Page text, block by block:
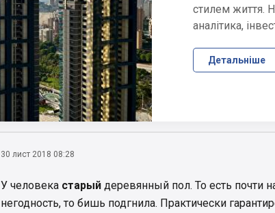
30 лист 2018 08:28
У человека старый деревянный пол. То есть почти
негодность, то бишь подгнила. Практически
стилем життя.
аналітика,
Детальніше